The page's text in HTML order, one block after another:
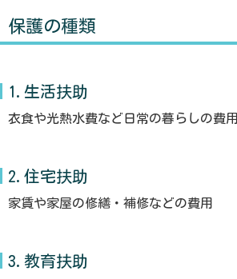
保護の種類
1.生活扶助
衣食や光熱水費など日常の暮らしの費用
2.住宅扶助
家賃や家屋の修繕・補修などの費用
3.教育扶助